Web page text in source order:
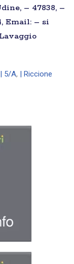
– 47838, –
Email: – si
| 5/A, | Riccione